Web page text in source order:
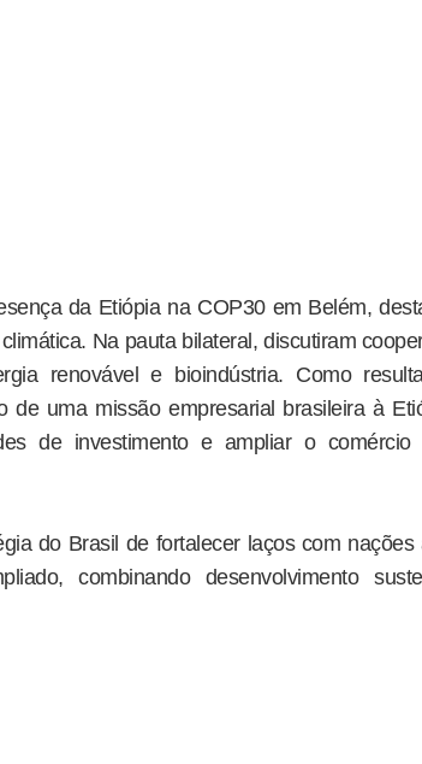
da Etiópia na COP30 em Belém,
Na pauta bilateral, discutiram
renovável e bioindústria. Como
de uma missão empresarial brasileira à
de investimento e ampliar o
do Brasil de fortalecer laços com nações
combinando desenvolvimento